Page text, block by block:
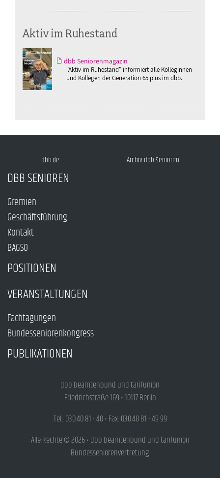
Aktiv im Ruhestand
dbb Seniorenmagazin
"Aktiv im Ruhestand" informiert alle Kolleginnen
und Kollegen der Generation 65 plus im dbb.
dbb.de Archiv dbb Senioren
DBB SENIOREN
Gremien
Geschäftsführung
Kontakt
BAGSO
POSITIONEN
VERANSTALTUNGEN
Fachtagungen
Bundesseniorenkongress
PUBLIKATIONEN
dbb beamtenbund und tarifunion
Friedrichstraße 169 • 10117 Berlin
Tel.: 030.40 81 - 40 • Fax: 030.40 81 - 49 99
Alle Rechte © 2026 • dbb beamtenbund und tarifunion
Bundesseniorenvertretung